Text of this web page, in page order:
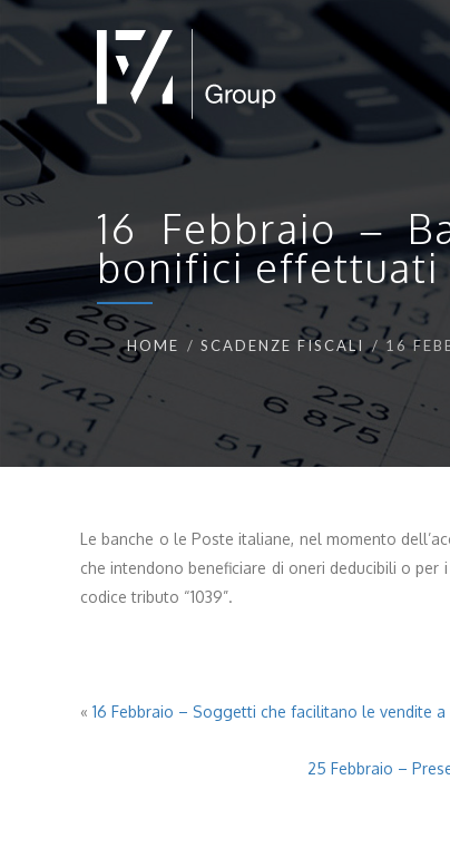
16 Febbraio –
bonifici effettuati
HOME SCADENZE FISCALI 16
Le banche o le Poste italiane, nel momento
che intendono beneficiare di oneri deducibili o
codice tributo “1039”.
« 16 Febbraio – Soggetti che facilitano le vendite
25 Febbraio –